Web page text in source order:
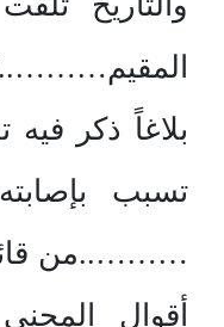
بلاغاً ذكر
تسبب
………..من